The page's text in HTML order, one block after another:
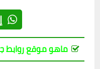
ماهو موقع روابط